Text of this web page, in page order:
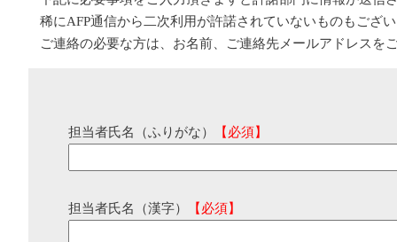
稀にAFP通信から二次利用が許諾されていないものもござ
ご連絡の必要な方は、お名前、ご連絡先メールアドレスを
担当者氏名（ふりがな） 【必須】
担当者氏名（漢字） 【必須】